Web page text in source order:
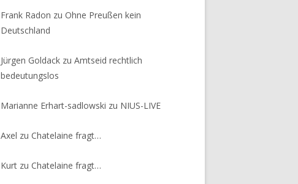
Frank Radon zuOhne Preußen kein
Deutschland
Jürgen Goldack zuAmtseid rechtlich
bedeutungslos
Marianne Erhart-sadlowski zu NIUS-LIVE
Axel zuChatelaine fragt…
Kurt zuChatelaine fragt…